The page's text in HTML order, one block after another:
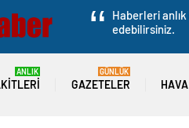
Haberleri
edebilirsiniz.
ANLIK
GAZETELER
GÜNLÜK